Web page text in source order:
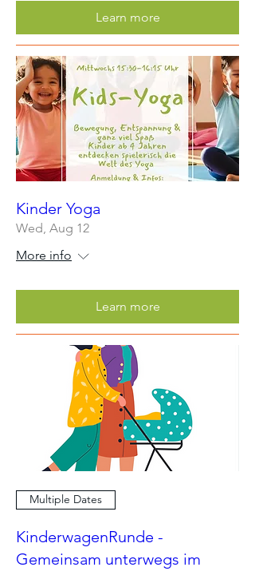
Learn more
Kinder Yoga
Wed, Aug 12
More info
Learn more
Multiple Dates
KinderwagenRunde -
Gemeinsam unterwegs im